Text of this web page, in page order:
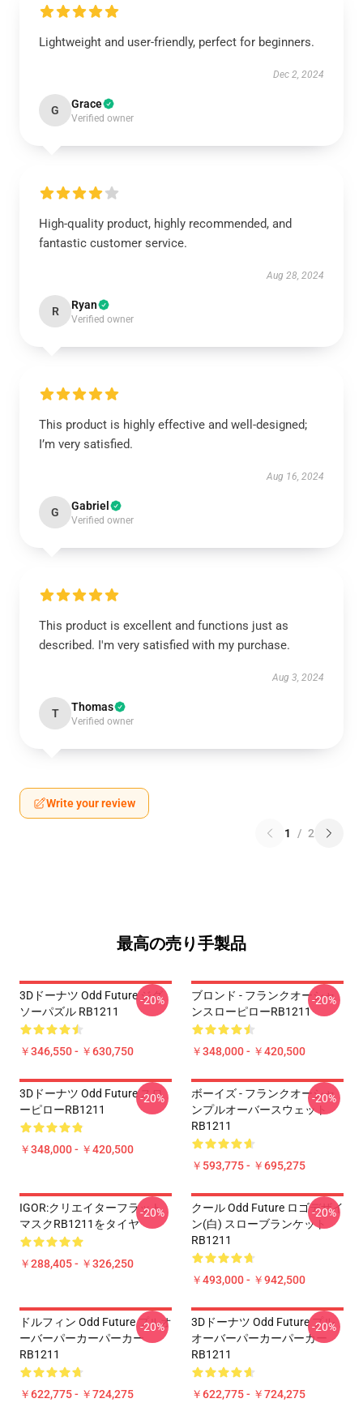
Lightweight and user-friendly, perfect for beginners.
Dec 2, 2024
G Grace
Verified owner
High-quality product, highly recommended, and
fantastic customer service.
Aug 28, 2024
R Ryan
Verified owner
This product is highly effective and well-designed;
I’m very satisfied.
Aug 16, 2024
G Gabriel
Verified owner
This product is excellent and functions just as
described. I'm very satisfied with my purchase.
Aug 3, 2024
T Thomas
Verified owner
Write your review
1 / 2
最高の売り手製品
3Dドーナツ Odd Future ジグ
ソーパズル RB1211
￥346,550 - ￥630,750
-20%
ブロンド - フランクオーシャ
ンスローピローRB1211
￥348,000 - ￥420,500
-20%
3Dドーナツ Odd Future スロ
ーピローRB1211
￥348,000 - ￥420,500
-20%
ボーイズ - フランクオーシャ
ンプルオーバースウェット
RB1211
￥593,775 - ￥695,275
-20%
IGOR:クリエイターフラット
マスクRB1211をタイヤ
￥288,405 - ￥326,250
-20%
クール Odd Future ロゴデザイ
ン(白) スローブランケット
RB1211
￥493,000 - ￥942,500
-20%
ドルフィン Odd Future プルオ
ーバーパーカーパーカー
RB1211
￥622,775 - ￥724,275
-20%
3Dドーナツ Odd Future プル
オーバーパーカーパーカー
RB1211
￥622,775 - ￥724,275
-20%